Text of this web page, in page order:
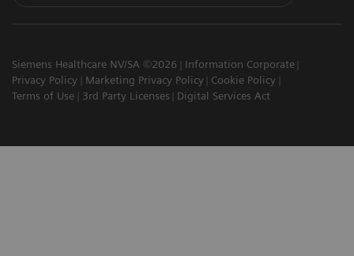
Siemens Healthcare NV/SA ©2026
Information Corporate
Privacy Policy
Marketing Privacy Policy
Cookie Policy
Terms of Use
3rd Party Licenses Digital Services Act